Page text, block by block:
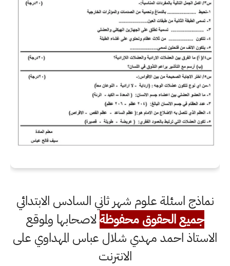
نماذج اسئلة علوم شهر ثاني السادس الابتدائي
جميع الحقوق محفوظةلاصحابها ولموقع
الاستاذ احمد مهدي شلال عباس المهداوي على
الانترنت